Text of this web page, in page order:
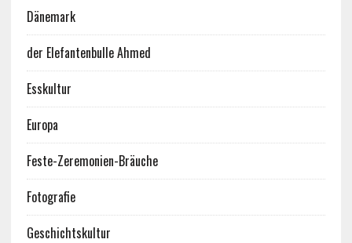
Dänemark
der Elefantenbulle Ahmed
Esskultur
Europa
Feste-Zeremonien-Bräuche
Fotografie
Geschichtskultur